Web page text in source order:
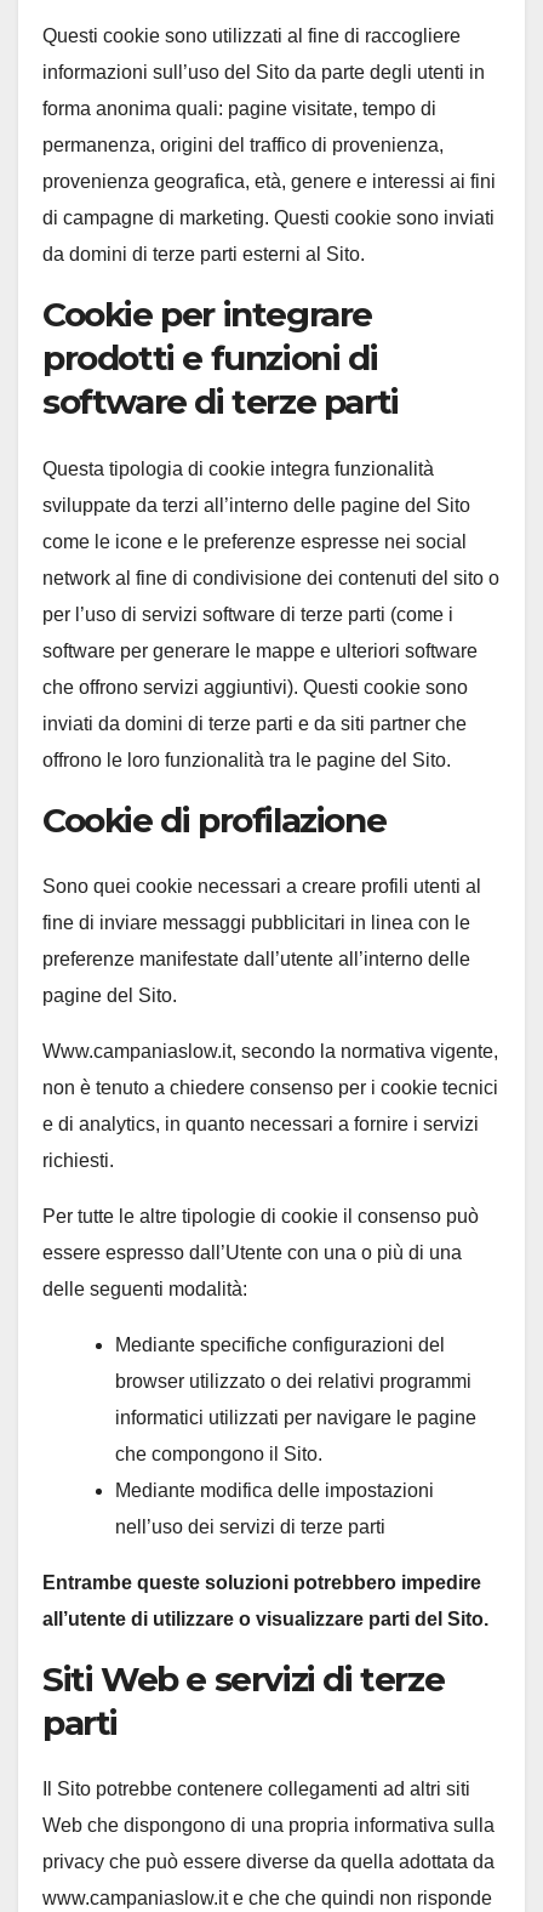
Questi cookie sono utilizzati al fine di raccogliere
informazioni sull’uso del Sito da parte degli utenti in
forma anonima quali: pagine visitate, tempo di
permanenza, origini del traffico di provenienza,
provenienza geografica, età, genere e interessi ai fini
di campagne di marketing. Questi cookie sono inviati
da domini di terze parti esterni al Sito.
Cookie per integrare
prodotti e funzioni di
software di terze parti
Questa tipologia di cookie integra funzionalità
sviluppate da terzi all’interno delle pagine del Sito
come le icone e le preferenze espresse nei social
network al fine di condivisione dei contenuti del sito o
per l’uso di servizi software di terze parti (come i
software per generare le mappe e ulteriori software
che offrono servizi aggiuntivi). Questi cookie sono
inviati da domini di terze parti e da siti partner che
offrono le loro funzionalità tra le pagine del Sito.
Cookie di profilazione
Sono quei cookie necessari a creare profili utenti al
fine di inviare messaggi pubblicitari in linea con le
preferenze manifestate dall’utente all’interno delle
pagine del Sito.
Www.campaniaslow.it, secondo la normativa vigente,
non è tenuto a chiedere consenso per i cookie tecnici
e di analytics, in quanto necessari a fornire i servizi
richiesti.
Per tutte le altre tipologie di cookie il consenso può
essere espresso dall’Utente con una o più di una
delle seguenti modalità:
Mediante specifiche configurazioni del
browser utilizzato o dei relativi programmi
informatici utilizzati per navigare le pagine
che compongono il Sito.
Mediante modifica delle impostazioni
nell’uso dei servizi di terze parti
Entrambe queste soluzioni potrebbero impedire
all’utente di utilizzare o visualizzare parti del Sito.
Siti Web e servizi di terze
parti
Il Sito potrebbe contenere collegamenti ad altri siti
Web che dispongono di una propria informativa sulla
privacy che può essere diverse da quella adottata da
www.campaniaslow.it e che che quindi non risponde